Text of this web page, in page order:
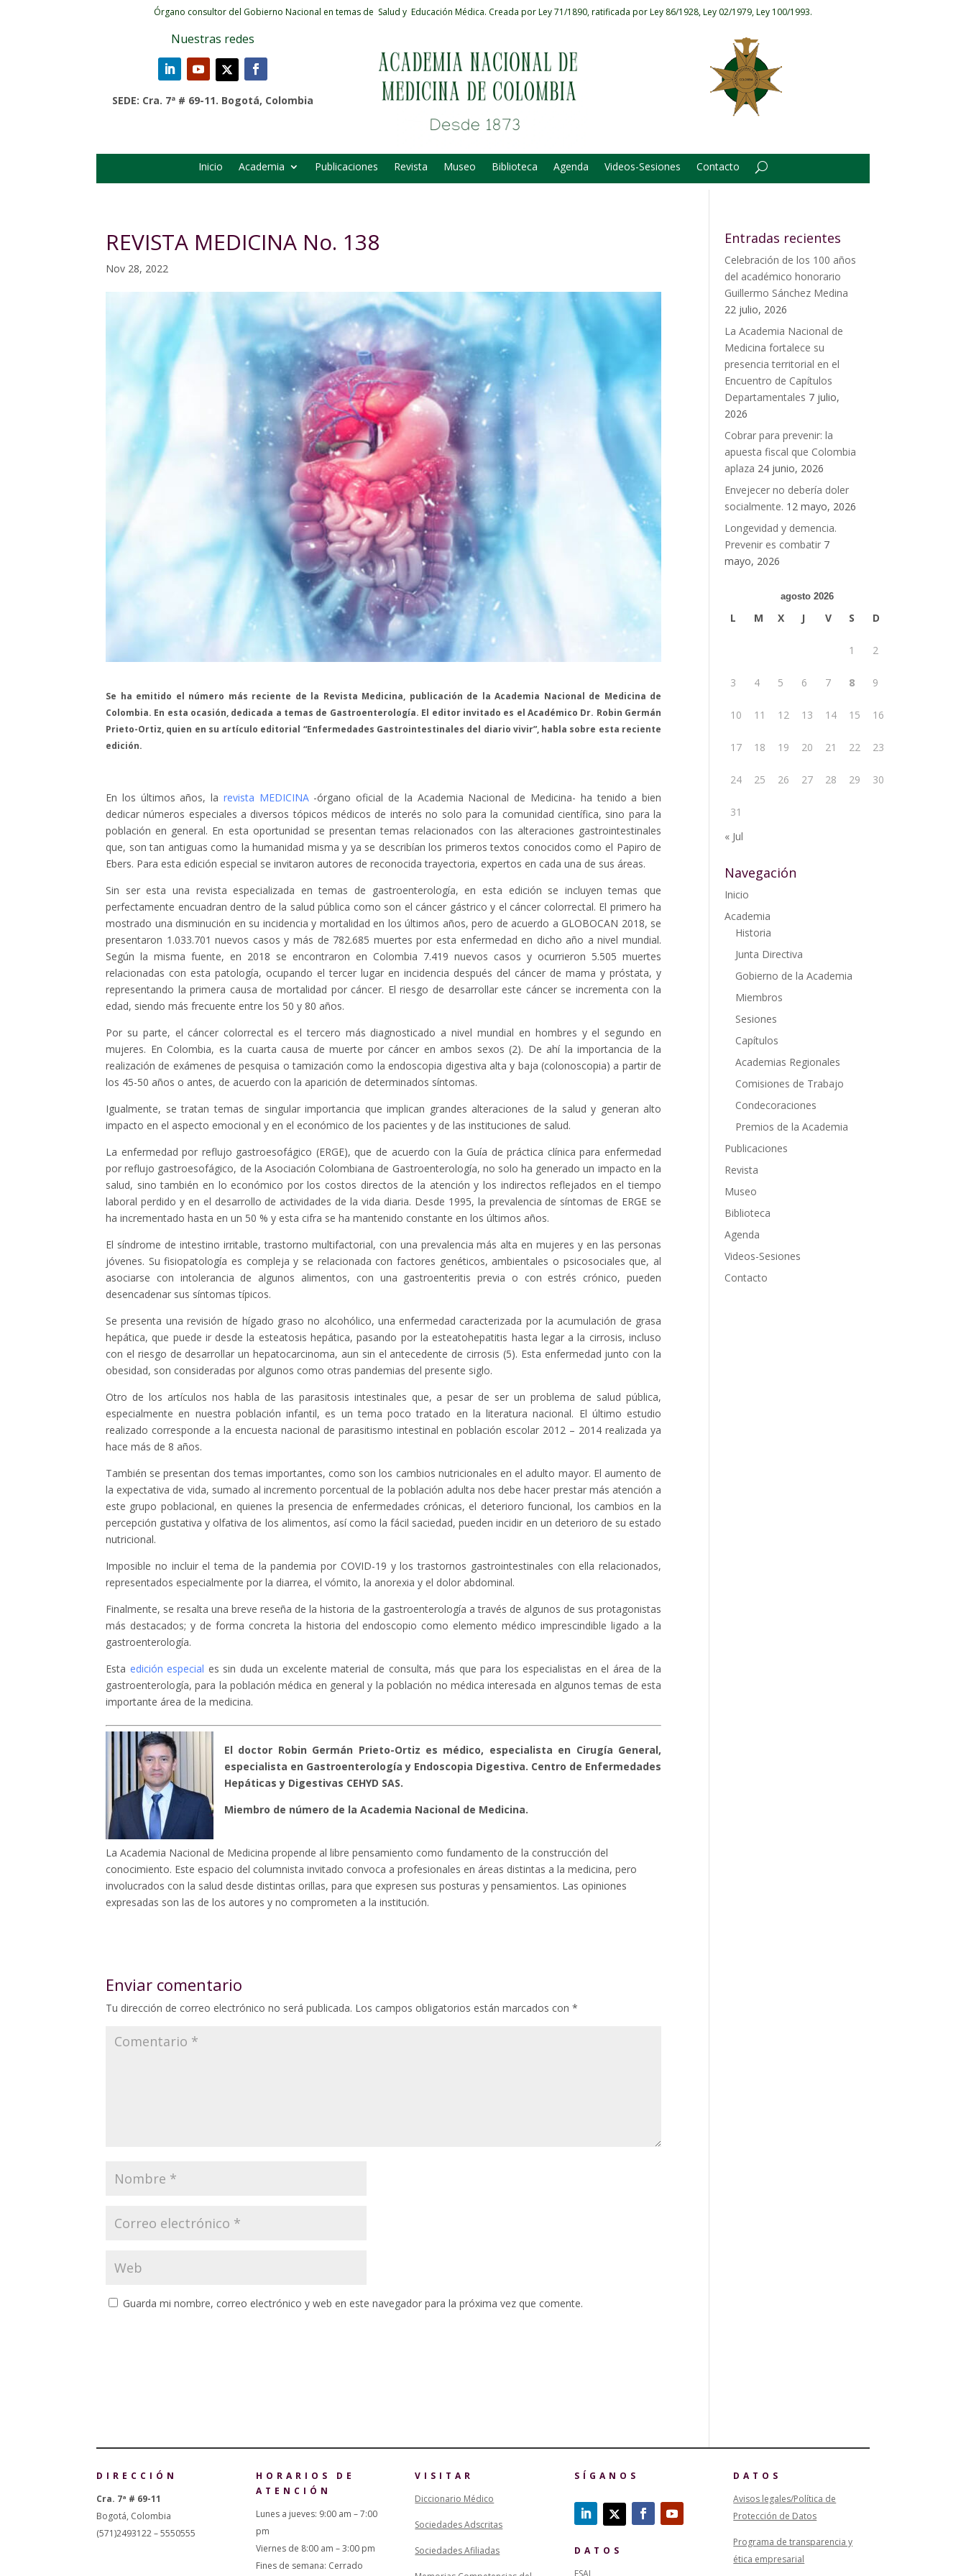
Órgano consultor del Gobierno Nacional en temas de Salud y Educación Médica. Creada por Ley 71/1890, ratificada por Ley 86/1928, Ley 02/1979, Ley 100/1993.
Nuestras redes
SEDE: Cra. 7ª # 69-11. Bogotá, Colombia
Inicio Academia Publicaciones Revista Museo Biblioteca Agenda Videos-Sesiones Contacto
REVISTA MEDICINA No. 138
Nov 28, 2022
Se ha emitido el número más reciente de la Revista Medicina, publicación de la Academia Nacional de Medicina de
Colombia. En esta ocasión, dedicada a temas de Gastroenterología. El editor invitado es el Académico Dr. Robin Germán
Prieto-Ortiz, quien en su artículo editorial “Enfermedades Gastrointestinales del diario vivir”, habla sobre esta reciente
edición.
En los últimos años, la revista MEDICINA-órgano oficial de la Academia Nacional de Medicina- ha tenido a bien
dedicar números especiales a diversos tópicos médicos de interés no solo para la comunidad científica, sino para la
población en general. En esta oportunidad se presentan temas relacionados con las alteraciones gastrointestinales
que, son tan antiguas como la humanidad misma y ya se describían los primeros textos conocidos como el Papiro de
Ebers. Para esta edición especial se invitaron autores de reconocida trayectoria, expertos en cada una de sus áreas.
Sin ser esta una revista especializada en temas de gastroenterología, en esta edición se incluyen temas que
perfectamente encuadran dentro de la salud pública como son el cáncer gástrico y el cáncer colorrectal. El primero ha
mostrado una disminución en su incidencia y mortalidad en los últimos años, pero de acuerdo a GLOBOCAN 2018, se
presentaron 1.033.701 nuevos casos y más de 782.685 muertes por esta enfermedad en dicho año a nivel mundial.
Según la misma fuente, en 2018 se encontraron en Colombia 7.419 nuevos casos y ocurrieron 5.505 muertes
relacionadas con esta patología, ocupando el tercer lugar en incidencia después del cáncer de mama y próstata, y
representando la primera causa de mortalidad por cáncer. El riesgo de desarrollar este cáncer se incrementa con la
edad, siendo más frecuente entre los 50 y 80 años.
Por su parte, el cáncer colorrectal es el tercero más diagnosticado a nivel mundial en hombres y el segundo en
mujeres. En Colombia, es la cuarta causa de muerte por cáncer en ambos sexos (2). De ahí la importancia de la
realización de exámenes de pesquisa o tamización como la endoscopia digestiva alta y baja (colonoscopia) a partir de
los 45-50 años o antes, de acuerdo con la aparición de determinados síntomas.
Igualmente, se tratan temas de singular importancia que implican grandes alteraciones de la salud y generan alto
impacto en el aspecto emocional y en el económico de los pacientes y de las instituciones de salud.
La enfermedad por reflujo gastroesofágico (ERGE), que de acuerdo con la Guía de práctica clínica para enfermedad
por reflujo gastroesofágico, de la Asociación Colombiana de Gastroenterología, no solo ha generado un impacto en la
salud, sino también en lo económico por los costos directos de la atención y los indirectos reflejados en el tiempo
laboral perdido y en el desarrollo de actividades de la vida diaria. Desde 1995, la prevalencia de síntomas de ERGE se
ha incrementado hasta en un 50 % y esta cifra se ha mantenido constante en los últimos años.
El síndrome de intestino irritable, trastorno multifactorial, con una prevalencia más alta en mujeres y en las personas
jóvenes. Su fisiopatología es compleja y se relacionada con factores genéticos, ambientales o psicosociales que, al
asociarse con intolerancia de algunos alimentos, con una gastroenteritis previa o con estrés crónico, pueden
desencadenar sus síntomas típicos.
Se presenta una revisión de hígado graso no alcohólico, una enfermedad caracterizada por la acumulación de grasa
hepática, que puede ir desde la esteatosis hepática, pasando por la esteatohepatitis hasta legar a la cirrosis, incluso
con el riesgo de desarrollar un hepatocarcinoma, aun sin el antecedente de cirrosis (5). Esta enfermedad junto con la
obesidad, son consideradas por algunos como otras pandemias del presente siglo.
Otro de los artículos nos habla de las parasitosis intestinales que, a pesar de ser un problema de salud pública,
especialmente en nuestra población infantil, es un tema poco tratado en la literatura nacional. El último estudio
realizado corresponde a la encuesta nacional de parasitismo intestinal en población escolar 2012 – 2014 realizada ya
hace más de 8 años.
También se presentan dos temas importantes, como son los cambios nutricionales en el adulto mayor. El aumento de
la expectativa de vida, sumado al incremento porcentual de la población adulta nos debe hacer prestar más atención a
este grupo poblacional, en quienes la presencia de enfermedades crónicas, el deterioro funcional, los cambios en la
percepción gustativa y olfativa de los alimentos, así como la fácil saciedad, pueden incidir en un deterioro de su estado
nutricional.
Imposible no incluir el tema de la pandemia por COVID-19 y los trastornos gastrointestinales con ella relacionados,
representados especialmente por la diarrea, el vómito, la anorexia y el dolor abdominal.
Finalmente, se resalta una breve reseña de la historia de la gastroenterología a través de algunos de sus protagonistas
más destacados; y de forma concreta la historia del endoscopio como elemento médico imprescindible ligado a la
gastroenterología.
Esta edición especial es sin duda un excelente material de consulta, más que para los especialistas en el área de la
gastroenterología, para la población médica en general y la población no médica interesada en algunos temas de esta
importante área de la medicina.
El doctor Robin Germán Prieto-Ortiz es médico, especialista en Cirugía General,
especialista en Gastroenterología y Endoscopia Digestiva. Centro de Enfermedades
Hepáticas y Digestivas CEHYD SAS.
Miembro de número de la Academia Nacional de Medicina.
La Academia Nacional de Medicina propende al libre pensamiento como fundamento de la construcción del
conocimiento. Este espacio del columnista invitado convoca a profesionales en áreas distintas a la medicina, pero
involucrados con la salud desde distintas orillas, para que expresen sus posturas y pensamientos. Las opiniones
expresadas son las de los autores y no comprometen a la institución.
Enviar comentario
Tu dirección de correo electrónico no será publicada. Los campos obligatorios están marcados con *
Guarda mi nombre, correo electrónico y web en este navegador para la próxima vez que comente.
Entradas recientes
Celebración de los 100 años
del académico honorario
Guillermo Sánchez Medina
22 julio, 2026
La Academia Nacional de
Medicina fortalece su
presencia territorial en el
Encuentro de Capítulos
Departamentales 7 julio,
2026
Cobrar para prevenir: la
apuesta fiscal que Colombia
aplaza 24 junio, 2026
Envejecer no debería doler
socialmente. 12 mayo, 2026
Longevidad y demencia.
Prevenir es combatir 7
mayo, 2026
agosto 2026
L M X J V S D
1 2
3 4 5 6 7 8 9
10 11 12 13 14 15 16
17 18 19 20 21 22 23
24 25 26 27 28 29 30
31
« Jul
Navegación
Inicio
Academia
Historia
Junta Directiva
Gobierno de la Academia
Miembros
Sesiones
Capítulos
Academias Regionales
Comisiones de Trabajo
Condecoraciones
Premios de la Academia
Publicaciones
Revista
Museo
Biblioteca
Agenda
Videos-Sesiones
Contacto
DIRECCIÓN
Cra. 7ª # 69-11
Bogotá, Colombia
(571)2493122 – 5550555
HORARIOS DE
ATENCIÓN
Lunes a jueves: 9:00 am – 7:00
pm
Viernes de 8:00 am – 3:00 pm
Fines de semana: Cerrado
VISITAR
Diccionario Médico
Sociedades Adscritas
Sociedades Afiliadas
SÍGANOS
DATOS
DATOS
Avisos legales/Política de
Protección de Datos
Programa de transparencia y
ética empresarial